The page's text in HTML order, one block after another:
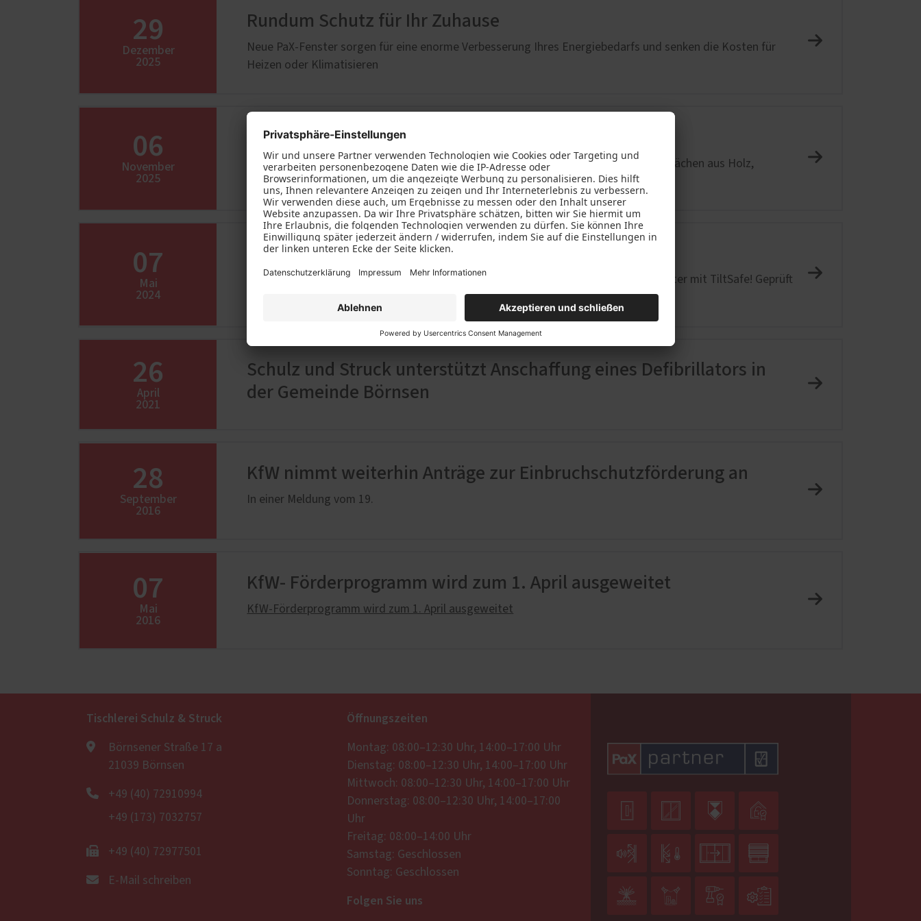
29
Dezember
2025
Rundum Schutz für Ihr Zuhause
Neue PaX-Fenster sorgen für eine enorme Verbesserung Ihres Energiebedarfs und senken die Kosten für
Heizen oder Klimatisieren
06
November
2025
Aluminium-Haustüren mit natürlichen Oberflächen
Entdecken Sie die neue Haustürenserie PaXentrée Naturelle mit einzigartigen Oberflächen aus Holz,
Keramik oder Schiefer
07
Mai
2024
Sicher kippen dank PaXsecura TiltSafe
Sicher schlafen bei gekipptem Fenster? Kein Problem für PaXsecura Kunststoff-Fenster mit TiltSafe! Geprüft
26
April
2021
Schulz und Struck unterstützt Anschaffung eines Defibrillators in
der Gemeinde Börnsen
28
September
2016
KfW nimmt weiterhin Anträge zur Einbruchschutzförderung an
In einer Meldung vom 19.
07
Mai
2016
KfW- Förderprogramm wird zum 1. April ausgeweitet
KfW-Förderprogramm wird zum 1. April ausgeweitet
Tischlerei Schulz & Struck
Börnsener Straße 17 a
21039 Börnsen
+49 (40) 72910994
+49 (173) 7032757
+49 (40) 72977501
E-Mail schreiben
Öffnungszeiten
Montag: 08:00–12:30 Uhr, 14:00–17:00 Uhr
Dienstag: 08:00–12:30 Uhr, 14:00–17:00 Uhr
Mittwoch: 08:00–12:30 Uhr, 14:00–17:00 Uhr
Donnerstag: 08:00–12:30 Uhr, 14:00–17:00
Uhr
Freitag: 08:00–14:00 Uhr
Samstag: Geschlossen
Sonntag: Geschlossen
Folgen Sie uns
   
   
   